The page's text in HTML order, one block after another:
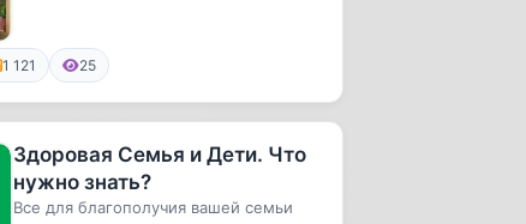
1 121 25
Здоровая Семья и Дети. Что
нужно знать?
Все для благополучия вашей семьи